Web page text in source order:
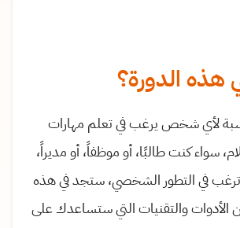
الدورة؟
لأي شخص يرغب في تعلم مهارات
سواء كنت طالبًا، أو موظفاً، أو مديراً،
في التطور الشخصي، ستجد في هذه
الأدوات والتقنيات التي ستساعدك على